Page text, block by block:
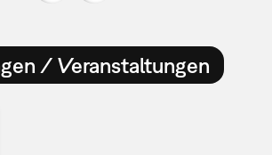
/ Veranstaltungen